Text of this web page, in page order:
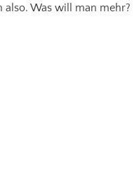
Was will man mehr?